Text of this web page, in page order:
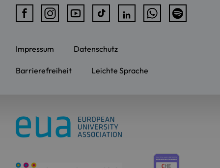
Impressum Datenschutz
Barrierefreiheit Leichte Sprache